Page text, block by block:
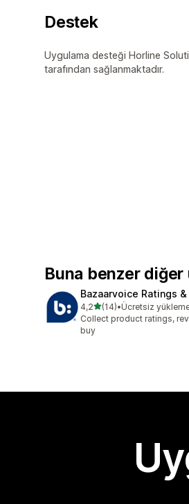
Destek
Uygulama desteği Horline
tarafından sağlanmaktadır.
Buna benzer diğer
Bazaarvoice Ratings
4,25 yıldız üzerinden
(14)
toplam 14 değerlendirme
•Ücretsiz
Collect product ratings,
buy